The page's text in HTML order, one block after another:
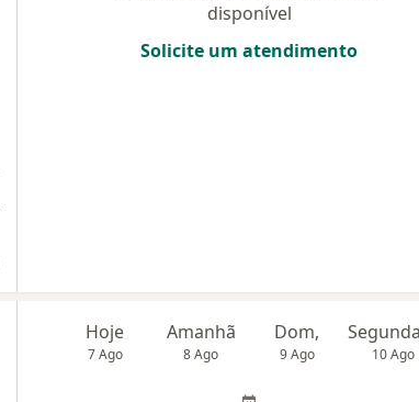
disponível
Solicite um atendimento
Hoje
7 Ago
Amanhã
8 Ago
Dom,
9 Ago 10 Ago